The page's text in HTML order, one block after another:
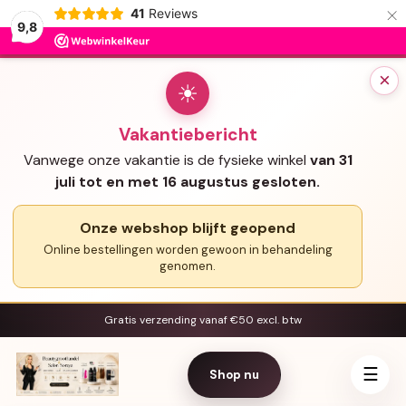
9,8
41 Reviews ×
×
☀
Vakantiebericht
Vanwege onze vakantie is de fysieke winkel van 31
juli tot en met 16 augustus gesloten.
Onze webshop blijft geopend
Online bestellingen worden gewoon in behandeling
genomen.
Gratis verzending vanaf €50 excl. btw
Shop nu ☰